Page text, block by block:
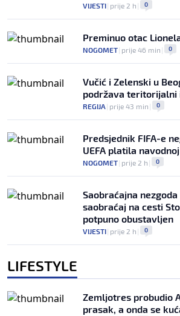
VIJESTI| prije 2 h | 0
Preminuo otac
NOGOMET| prije 46 min | 0
Vučić i Zelenski u
podržava
REGIJA| prije 43 min | 0
Predsjednik FIFA-e
UEFA platila
NOGOMET| prije 2 h | 0
Saobraćajna
saobraćaj na cesti
potpuno obustavljen
VIJESTI| prije 2 h | 0
LIFESTYLE
Zemljotres probudio
prasak, a onda se